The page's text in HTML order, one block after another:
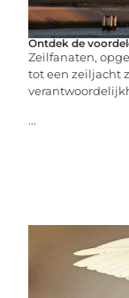
Ontdek de
Zeilfanaten,
tot een zeiljacht
...